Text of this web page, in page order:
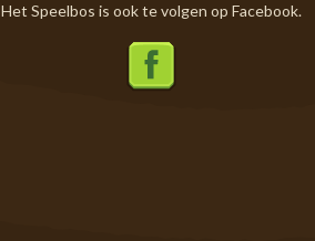
Het Speelbos is ook te volgen op Facebook.